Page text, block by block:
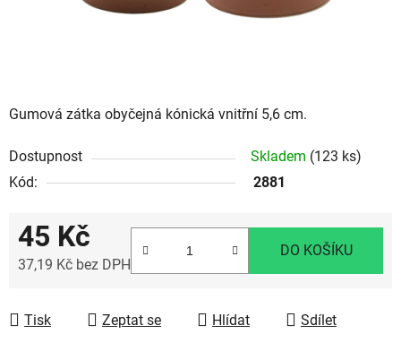
Gumová zátka obyčejná kónická vnitřní 5,6 cm.
Dostupnost Skladem (123 ks)
Kód:
2881
45 Kč
37,19 Kč bez DPH
DO KOŠÍKU
Tisk Zeptat se Hlídat Sdílet